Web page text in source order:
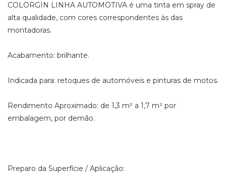
COLORGIN LINHA AUTOMOTIVA é uma tinta em spray de
alta qualidade, com cores correspondentes às das
montadoras.
Acabamento: brilhante.
Indicada para: retoques de automóveis e pinturas de motos.
Rendimento Aproximado: de 1,3 m² a 1,7 m² por
embalagem, por demão.
Preparo da Superfície / Aplicação: